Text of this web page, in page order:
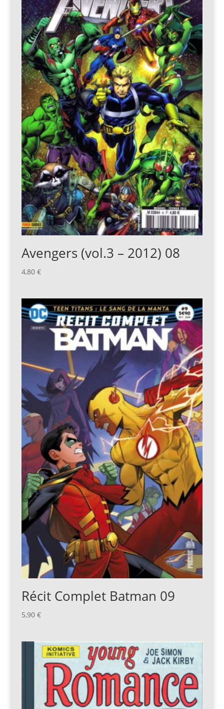
Avengers (vol.3 – 2012) 08
4,80 €
Récit Complet Batman 09
5,90 €